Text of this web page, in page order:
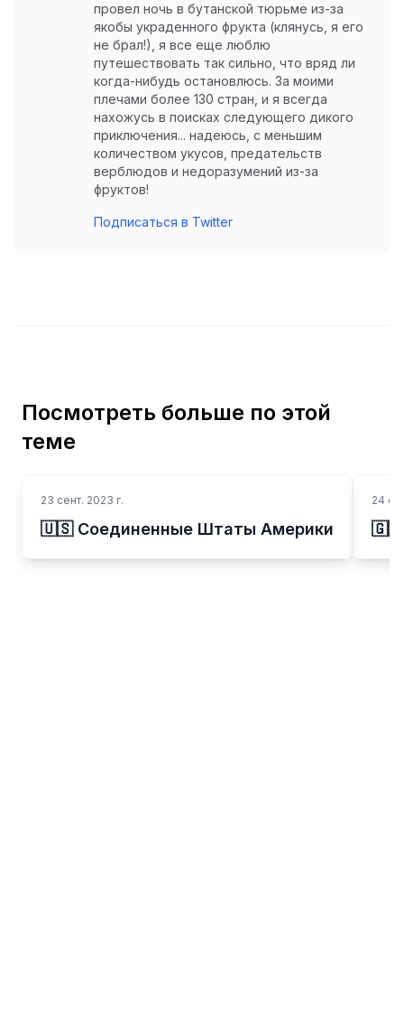
провел ночь в бутанской тюрьме из-за
якобы украденного фрукта (клянусь, я его
не брал!), я все еще люблю
путешествовать так сильно, что вряд ли
когда-нибудь остановлюсь. За моими
плечами более 130 стран, и я всегда
нахожусь в поисках следующего дикого
приключения... надеюсь, с меньшим
количеством укусов, предательств
верблюдов и недоразумений из-за
фруктов!
Подписаться в Twitter
Посмотреть больше по этой
теме
23 сент. 2023 г.
🇺🇸 Соединенные Штаты Америки
24